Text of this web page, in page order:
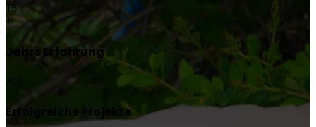
15
+
Jahre Erfahrung
Erfolgreiche Projekte